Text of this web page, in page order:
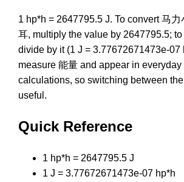
1 hp*h = 2647795.5 J. To convert 马
耳, multiply the value by 2647795.5;
divide by it (1 J = 3.77672671473e-07
measure 能量 and appear in everyday
calculations, so switching between
useful.
Quick Reference
1 hp*h = 2647795.5 J
1 J = 3.77672671473e-07 hp*h